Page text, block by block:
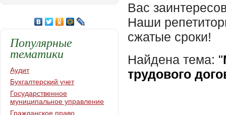
Вас
Наши
сжатые сроки!
Найдена тема: "
трудового
Популярные
тематики
Аудит
Бухгалтерский учет
Государственное
муниципальное управление
Гражданское право